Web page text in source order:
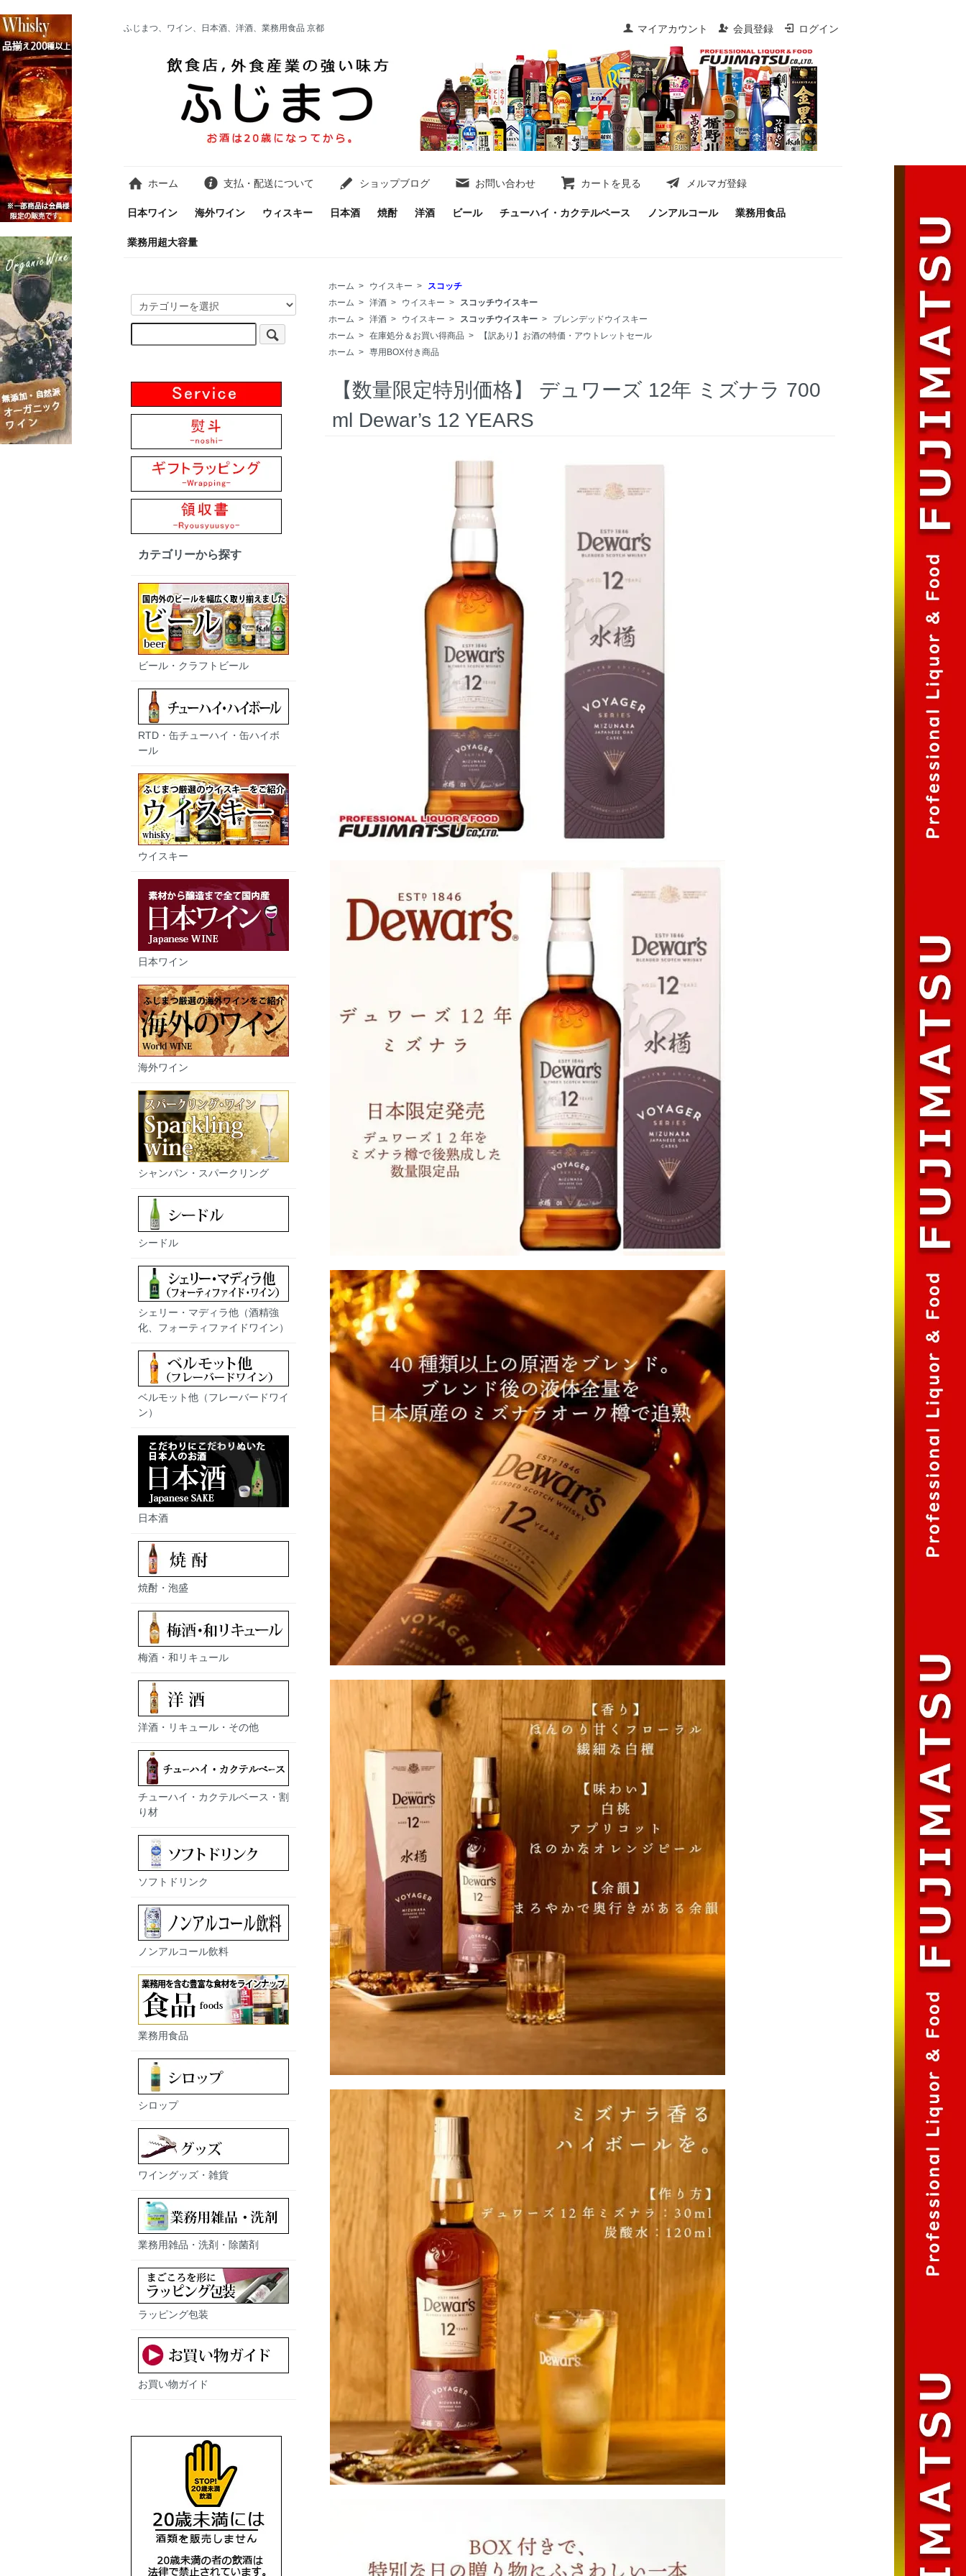
マイアカウント 会員登録 ログイン
ふじまつ、ワイン、日本酒、洋酒、業務用食品 京都
ホーム 支払・配送について ショップブログ お問い合わせ カートを見る メルマガ登録
日本ワイン 海外ワイン ウィスキー 日本酒 焼酎 洋酒 ビール チューハイ・カクテルベース ノンアルコール 業務用食品
業務用超大容量
ホーム > ウイスキー >
スコッチ
ホーム > 洋酒 > ウイスキー >
スコッチウイスキー
ホーム > 洋酒 > ウイスキー > スコッチウイスキー >
ブレンデッドウイスキー
ホーム > 在庫処分＆お買い得商品 >
【訳あり】お酒の特価・アウトレットセール
ホーム > 専用BOX付き商品
【数量限定特別価格】 デュワーズ 12年 ミズナラ 700
ml Dewar’s 12 YEARS
カテゴリーから探す
ビール・クラフトビール
RTD・缶チューハイ・缶ハイボ
ール
ウイスキー
日本ワイン
海外ワイン
シャンパン・スパークリング
シードル
シェリー・マディラ他（酒精強
化、フォーティファイドワイン）
ベルモット他（フレーバードワイ
ン）
日本酒
焼酎・泡盛
梅酒・和リキュール
洋酒・リキュール・その他
チューハイ・カクテルベース・割
り材
ソフトドリンク
ノンアルコール飲料
業務用食品
シロップ
ワイングッズ・雑貨
業務用雑品・洗剤・除菌剤
ラッピング包装
お買い物ガイド